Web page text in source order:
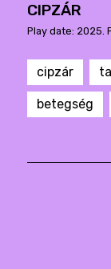
CIPZÁR
Play date: 2025.
cipzár
betegség